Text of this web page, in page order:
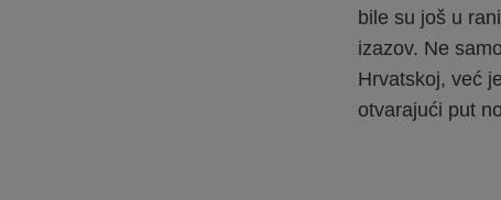
bile su još u
izazov. Ne
Hrvatskoj, već
otvarajući put